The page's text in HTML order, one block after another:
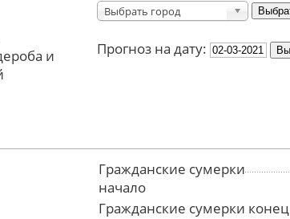
и
Выбрать город
Прогноз на дату:
Гражданские сумерки
начало
Гражданские сумерки конец